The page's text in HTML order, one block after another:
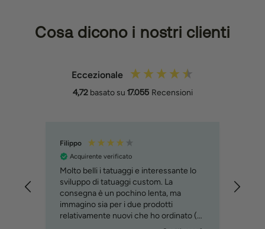
Cosa dicono i nostri clienti
Eccezionale
4,72 basato su 17.055 Recensioni
Filippo
Acquirente verificato
Molto belli i tatuaggi e interessante lo
sviluppo di tatuaggi custom. La
consegna è un pochino lenta, ma
immagino sia per i due prodotti
relativamente nuovi che ho ordinato (